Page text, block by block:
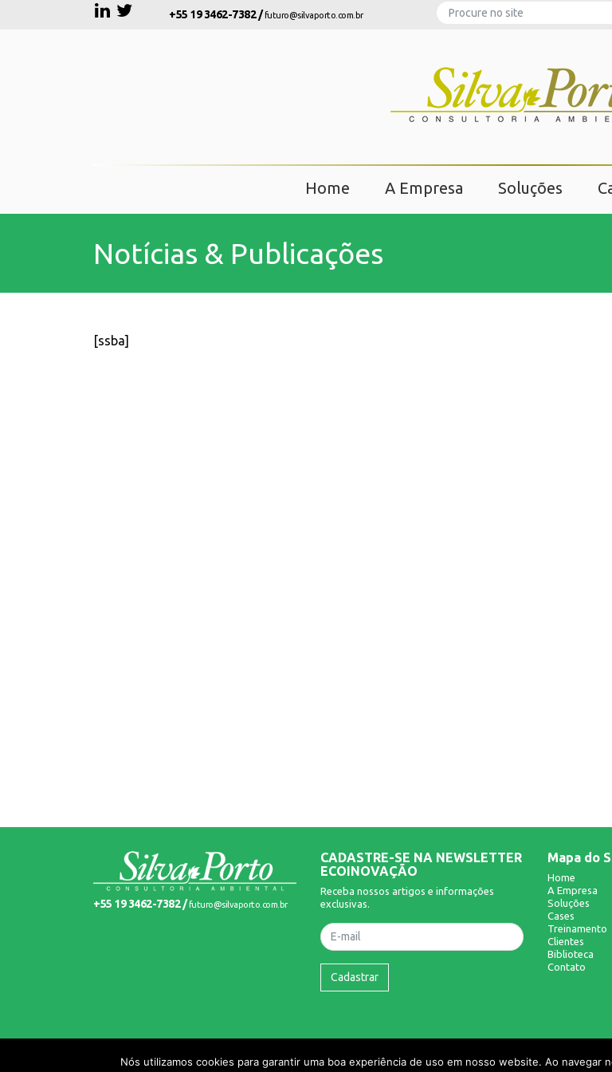
+55 19 3462-7382 /futuro@silvaporto.com.br Search
Home A Empresa Soluções
Notícias & Publicações
[ssba]
+55 19 3462-7382 /futuro@silvaporto.com.br
CADASTRE-SE NA NEWSLETTER
ECOINOVAÇÃO
Receba nossos artigos e informações
exclusivas.
Nome
Cadastrar
Mapa do
Home
A Empresa
Soluções
Cases
Treinamento
Clientes
Biblioteca
Contato
© 2026 Silva Porto. Todos os Direitos Reservados.
Nós utilizamos cookies para garantir uma boa experiência de uso em nosso website. Ao